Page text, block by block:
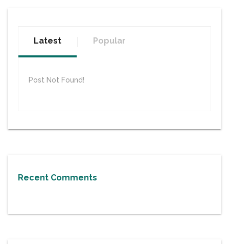
Latest Popular
Post Not Found!
Recent Comments